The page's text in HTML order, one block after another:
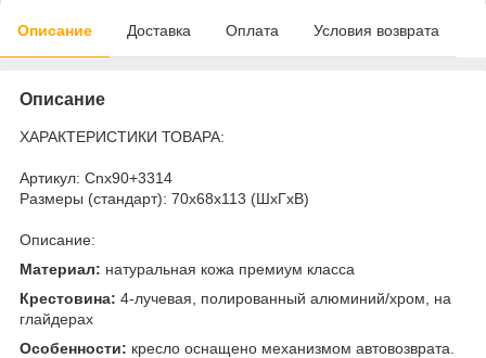
Описание Доставка Оплата Условия возврата
Описание
ХАРАКТЕРИСТИКИ ТОВАРА:
Артикул: Cnx90+3314
Размеры (стандарт): 70x68x113 (ШхГхВ)
Описание:
Материал: натуральная кожа премиум класса
Крестовина: 4-лучевая, полированный алюминий/хром, на
глайдерах
Особенности: кресло оснащено механизмом автовозврата.